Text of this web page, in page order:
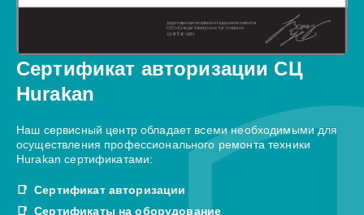
Сертификат авторизации СЦ
Hurakan
Наш сервисный центр обладает всеми необходимыми для
осуществления профессионального ремонта техники
Hurakan сертификатами:
Сертификат авторизации
Сертификаты на оборудование